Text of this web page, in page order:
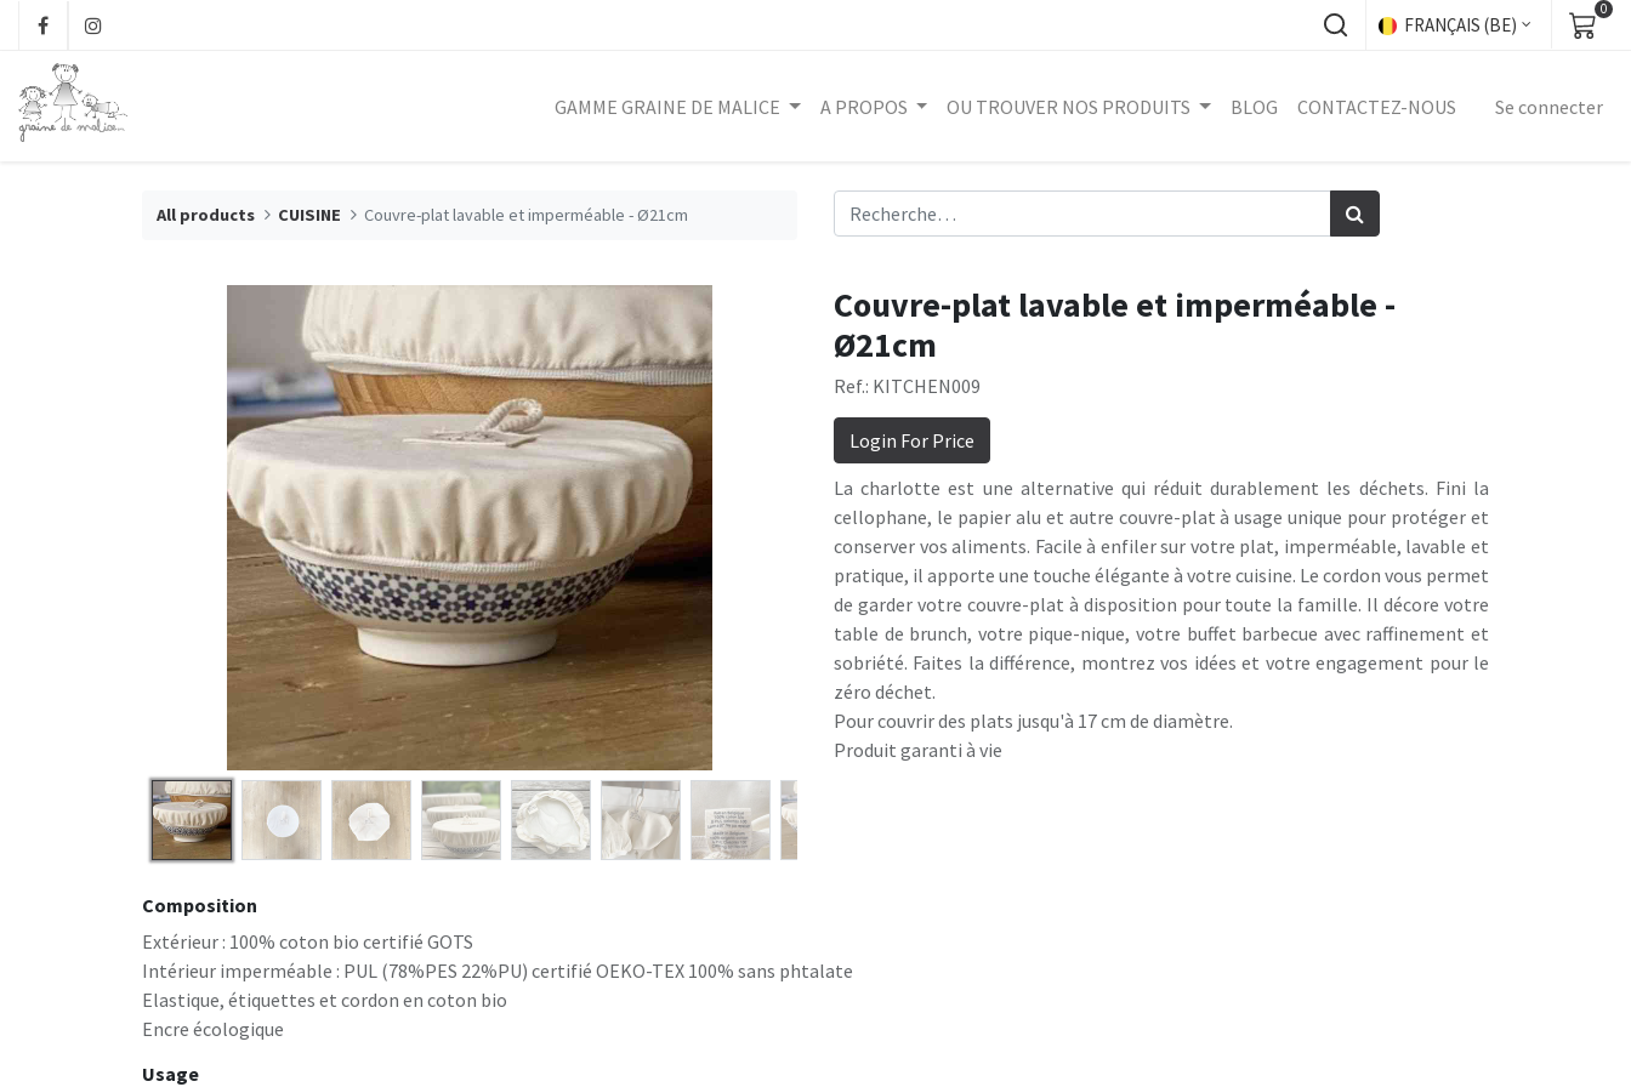
FRANÇAIS (BE)
0
GAMME GRAINE DE MALICE A PROPOS OU TROUVER NOS PRODUITS BLOG CONTACTEZ-NOUS Se connecter
All products CUISINE Couvre-plat lavable et imperméable - Ø21cm
Couvre-plat lavable et imperméable -
Ø21cm
Ref.: KITCHEN009
Login For Price
La charlotte est une alternative qui réduit durablement les déchets. Fini la
cellophane, le papier alu et autre couvre-plat à usage unique pour protéger et
conserver vos aliments. Facile à enfiler sur votre plat, imperméable, lavable et
pratique, il apporte une touche élégante à votre cuisine. Le cordon vous permet
de garder votre couvre-plat à disposition pour toute la famille. Il décore votre
table de brunch, votre pique-nique, votre buffet barbecue avec raffinement et
sobriété. Faites la différence, montrez vos idées et votre engagement pour le
zéro déchet.
Pour couvrir des plats jusqu'à 17 cm de diamètre.
Produit garanti à vie
Extérieur : 100% coton bio certifié GOTS
Intérieur imperméable : PUL (78%PES 22%PU) certifié OEKO-TEX 100% sans phtalate
Elastique, étiquettes et cordon en coton bio
Encre écologique
Composition
Usage